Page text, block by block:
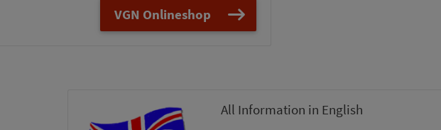
VGN On­line­shop
All In­for­ma­ti­on in English